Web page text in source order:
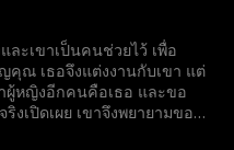
ละเขาเป็นคนช่วยไว้ เพื่อ
คุณ เธอจึงแต่งงานกับเขา แต่
ผู้หญิงอีกคนคือเธอ และขอ
งเปิดเผย เขาจึงพยายามขอ